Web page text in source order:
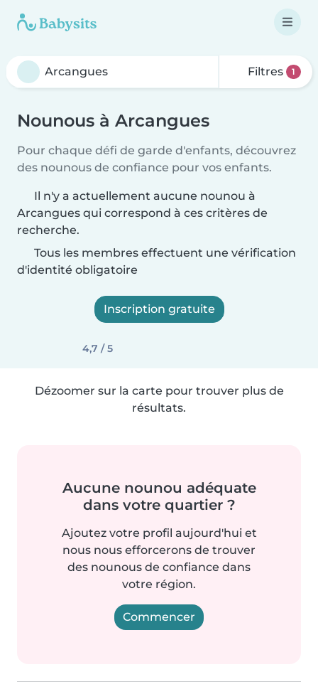
Filtres 1
Nounous à Arcangues
Pour chaque défi de garde d'enfants, découvrez
des nounous de confiance pour vos enfants.
Il n'y a actuellement aucune nounou à
Arcangues qui correspond à ces critères de
recherche.
Tous les membres effectuent une vérification
d'identité obligatoire
Inscription gratuite
4,7 / 5
Dézoomer sur la carte pour trouver plus de
résultats.
Aucune nounou adéquate
dans votre quartier ?
Ajoutez votre profil aujourd'hui et
nous nous efforcerons de trouver
des nounous de confiance dans
votre région.
Commencer